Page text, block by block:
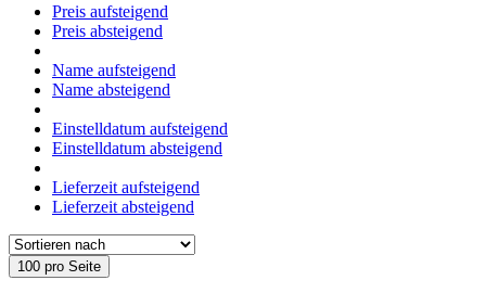
Preis aufsteigend
Preis absteigend
Name aufsteigend
Name absteigend
Einstelldatum aufsteigend
Einstelldatum absteigend
Lieferzeit aufsteigend
Lieferzeit absteigend
100 pro Seite